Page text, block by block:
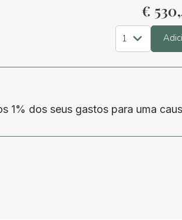
€
1% dos seus gastos para uma